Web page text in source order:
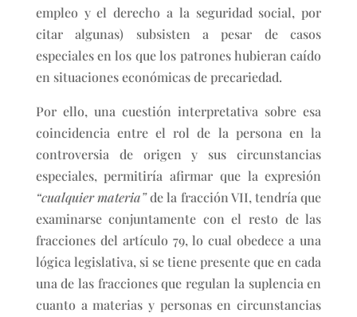
empleo y el derecho a la seguridad social, por
citar algunas) subsisten a pesar de casos
especiales en los que los patrones hubieran caído
en situaciones económicas de precariedad.
Por ello, una cuestión interpretativa sobre esa
coincidencia entre el rol de la persona en la
controversia de origen y sus circunstancias
especiales, permitiría afirmar que la expresión
“cualquier materia”de la fracción VII, tendría que
examinarse conjuntamente con el resto de las
fracciones del artículo 79, lo cual obedece a una
lógica legislativa, si se tiene presente que en cada
una de las fracciones que regulan la suplencia en
cuanto a materias y personas en circunstancias